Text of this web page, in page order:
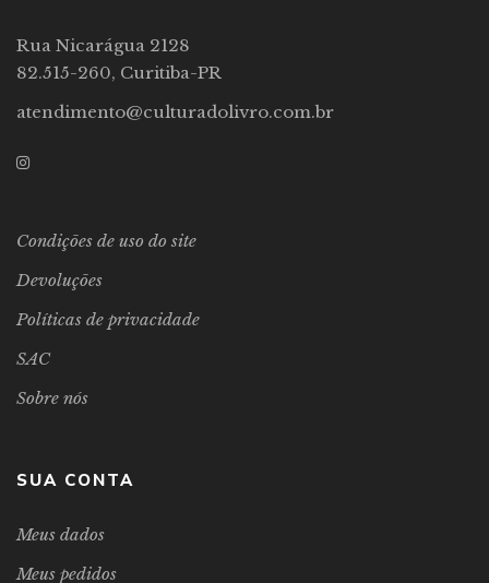
Rua Nicarágua 2128
82.515-260, Curitiba-PR
atendimento@culturadolivro.com.br
Condições de uso do site
Devoluções
Políticas de privacidade
SAC
Sobre nós
SUA CONTA
Meus dados
Meus pedidos